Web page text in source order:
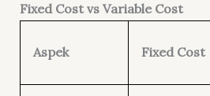
Fixed Cost vs Variable Cost
Aspek Fixed Cost